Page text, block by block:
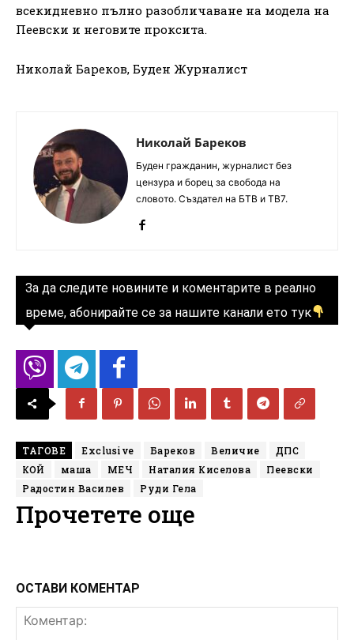
всекидневно пълно разобличаване на модела на
Пеевски и неговите проксита.
Николай Бареков, Буден Журналист
Николай Бареков
Буден гражданин, журналист без
цензура и борец за свобода на
словото. Създател на БТВ и ТВ7.
За да следите новините и коментарите в реално
време, абонирайте се за нашите канали ето тук
ТАГОВЕ Exclusive Бареков Величие
ДПС
КОЙ
маша МЕЧ Наталия Киселова
Пеевски
Радостин Василев
Руди Гела
Прочетете още
ОСТАВИ КОМЕНТАР